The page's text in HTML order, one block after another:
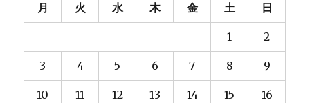
月 火 水 木 金 土 日
1 2
3 4 5 6 7 8 9
10 11 12 13 14 15 16